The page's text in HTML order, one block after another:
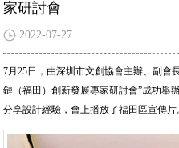
家研討會
2022-07-27
7月25日，由深圳市文創協會主辦、
鏈（福田）創新發展專家研討會”成功舉
分享設計經驗，會上播放了福田區宣傳